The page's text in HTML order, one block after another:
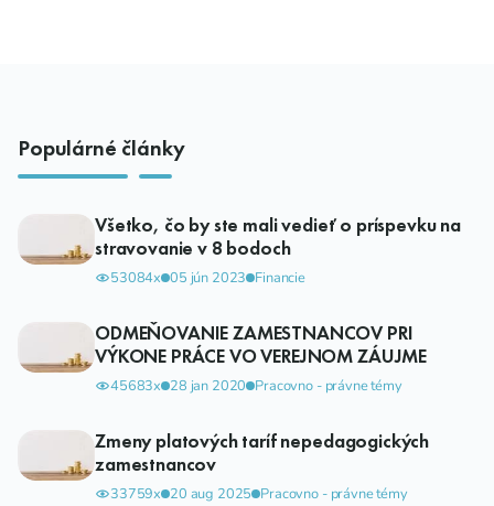
Populárné články
Všetko, čo by ste mali vedieť o príspevku na
stravovanie v 8 bodoch
53084x 05 jún 2023 Financie
ODMEŇOVANIE ZAMESTNANCOV PRI
VÝKONE PRÁCE VO VEREJNOM ZÁUJME
45683x 28 jan 2020 Pracovno - právne témy
Zmeny platových taríf nepedagogických
zamestnancov
33759x 20 aug 2025 Pracovno - právne témy